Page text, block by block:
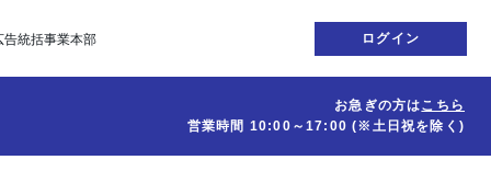
告統括事業本部 ログイン
お急ぎの方はこちら
営業時間 10:00～17:00(※土日祝を除く)